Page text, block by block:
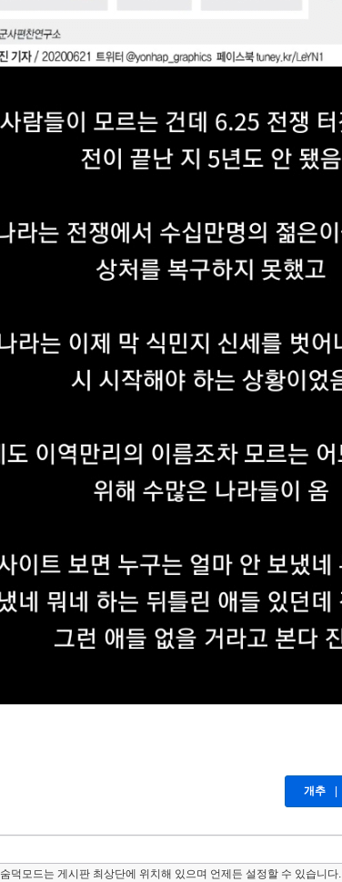
개추
숨덕모드는 게시판 최상단에 위치해 있으며 언제든 설정할 수 있습니다.